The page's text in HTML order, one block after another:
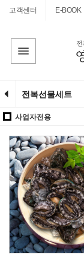
고객센터 E-BOOK
전복선물세트
사업자전용